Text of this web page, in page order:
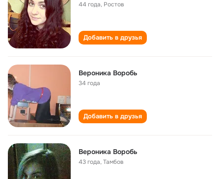
44 года, Ростов
Добавить в друзья
Вероника Воробь
34 года
Добавить в друзья
Вероника Воробь
43 года,Тамбов